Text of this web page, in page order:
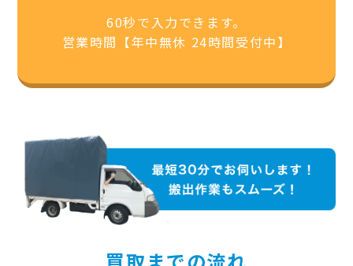
60秒で入力できます。
営業時間【年中無休 24時間受付中】